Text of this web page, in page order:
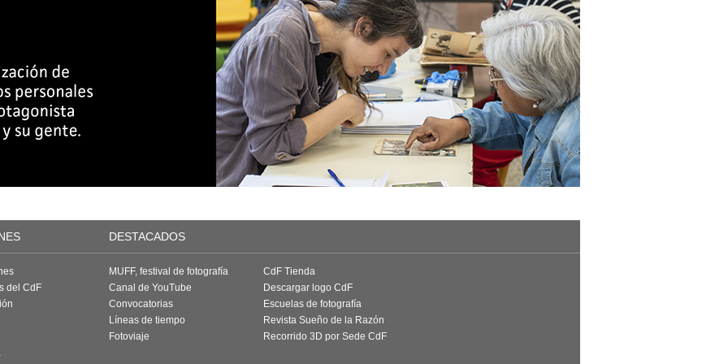
DESTACADOS
del CdF
MUFF, festival de fotografía
Canal de YouTube
Convocatorias
Líneas de tiempo
Fotoviaje
CdF Tienda
Descargar logo CdF
Escuelas de fotografía
Revista Sueño de la Razón
Recorrido 3D por Sede CdF